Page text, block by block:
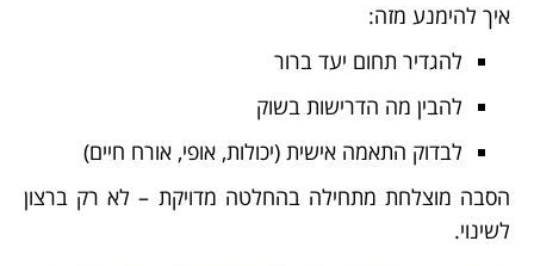
איך להימנע מזה:
להגדיר תחום יעד ברור
להבין מה הדרישות בשוק
לבדוק התאמה אישית (יכולות, אופי, אורח חיים)
הסבה מוצלחת מתחילה בהחלטה מדויקת – לא רק ברצון
לשינוי.